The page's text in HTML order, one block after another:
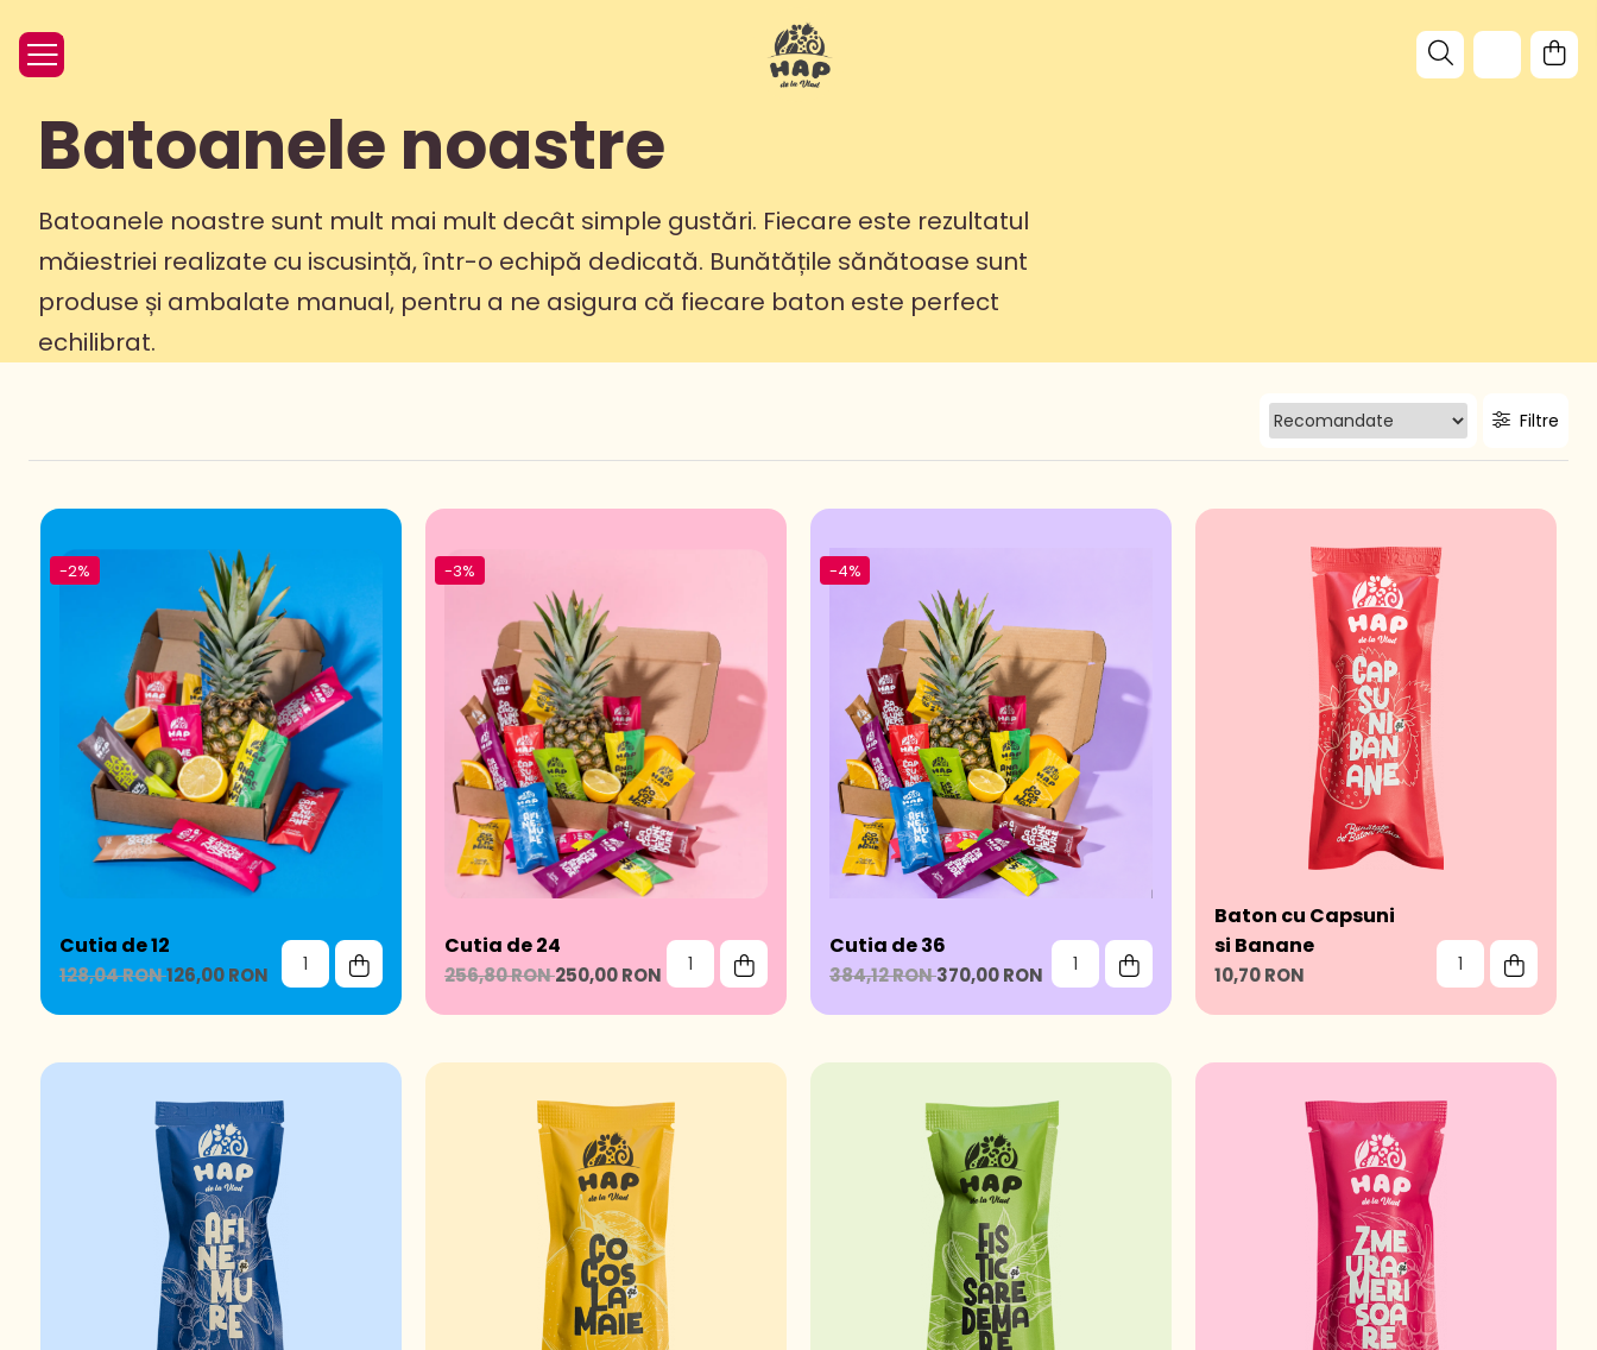
Batoanele noastre
Batoanele noastre sunt mult mai mult decât simple gustări. Fiecare este rezultatul
măiestriei realizate cu iscusință, într-o echipă dedicată. Bunătățile sănătoase sunt
produse și ambalate manual, pentru a ne asigura că fiecare baton este perfect
echilibrat.
Filtre
-2%
Cutia de 12
128,04 RON126,00 RON
-3%
Cutia de 24
256,80 RON250,00 RON
-4%
Cutia de 36
384,12 RON370,00 RON
Baton cu Capsuni
si Banane
10,70 RON